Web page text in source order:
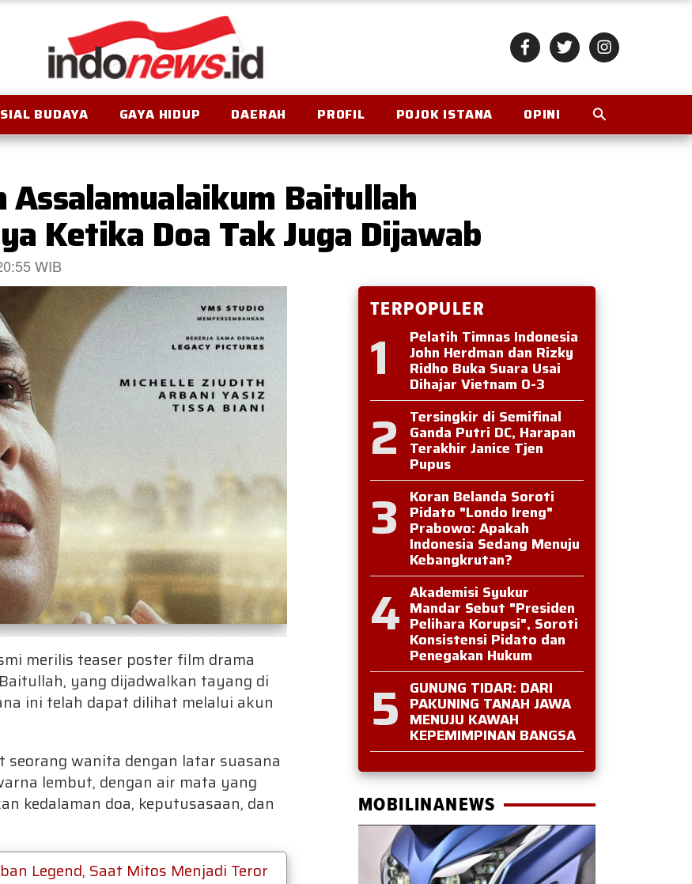
BUDAYA GAYA HIDUP DAERAH PROFIL POJOK ISTANA OPINI
Assalamualaikum Baitullah
Ketika Doa Tak Juga Dijawab
WIB
merilis teaser poster film drama
yang dijadwalkan tayang di
ini telah dapat dilihat melalui akun
wanita dengan latar suasana
lembut, dengan air mata yang
kedalaman doa, keputusasaan, dan
Legend, Saat Mitos Menjadi Teror
TERPOPULER
1 Pelatih Timnas Indonesia
John Herdman dan Rizky
Ridho Buka Suara Usai
Dihajar Vietnam 0-3
2 Tersingkir di Semifinal
Ganda Putri DC, Harapan
Terakhir Janice Tjen
Pupus
3 Koran Belanda Soroti
Pidato "Londo Ireng"
Prabowo: Apakah
Indonesia Sedang Menuju
Kebangkrutan?
4 Akademisi Syukur
Mandar Sebut "Presiden
Pelihara Korupsi", Soroti
Konsistensi Pidato dan
Penegakan Hukum
5 GUNUNG TIDAR: DARI
PAKUNING TANAH JAWA
MENUJU KAWAH
KEPEMIMPINAN BANGSA
MOBILINANEWS